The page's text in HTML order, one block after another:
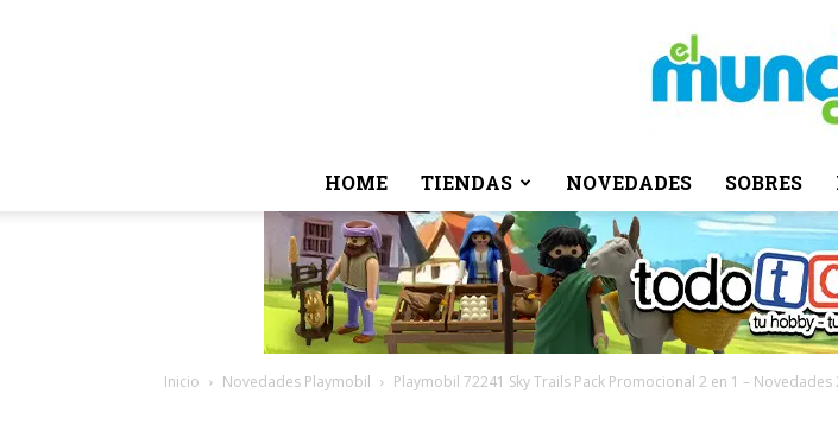
El
HOME TIENDAS NOVEDADES SOBRES
Inicio Novedades Playmobil Playmobil 72241 Sky Trails Pack Promocional 2 en 1 – Novedades